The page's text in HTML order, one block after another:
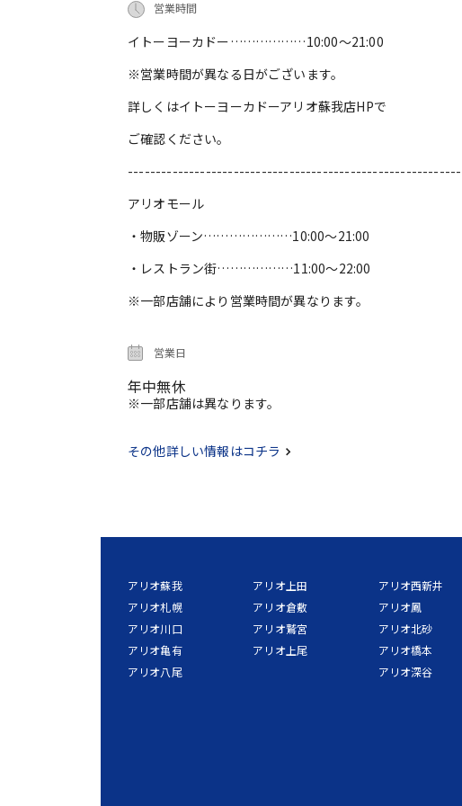
営業時間
イトーヨーカドー………………10:00～21:00
※営業時間が異なる日がございます。
詳しくはイトーヨーカドーアリオ蘇我店HPで
ご確認ください。
アリオモール
・物販ゾーン…………………10:00～21:00
・レストラン街………………11:00～22:00
※一部店舗により営業時間が異なります。
営業日
年中無休
※一部店舗は異なります。
その他詳しい情報はコチラ
アリオ蘇我
アリオ札幌
アリオ川口
アリオ亀有
アリオ八尾
アリオ上田
アリオ倉敷
アリオ鷲宮
アリオ上尾
アリオ西新井
アリオ鳳
アリオ北砂
アリオ橋本
アリオ深谷